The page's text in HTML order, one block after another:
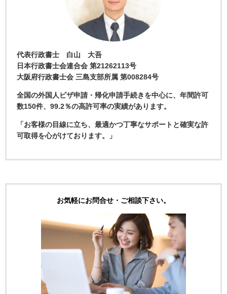
代表行政書士 白山 大吾
日本行政書士会連合会 第21262113号
大阪府行政書士会 三島支部所属 第008284号
全国の外国人ビザ申請・帰化申請手続きを中心に、年間許可
数150件、99.2％の高許可率の実績があります。
「お客様の目線に立ち、最適かつ丁寧なサポートと確実な許
可取得を心がけております。」
お気軽にお問合せ・ご相談下さい。